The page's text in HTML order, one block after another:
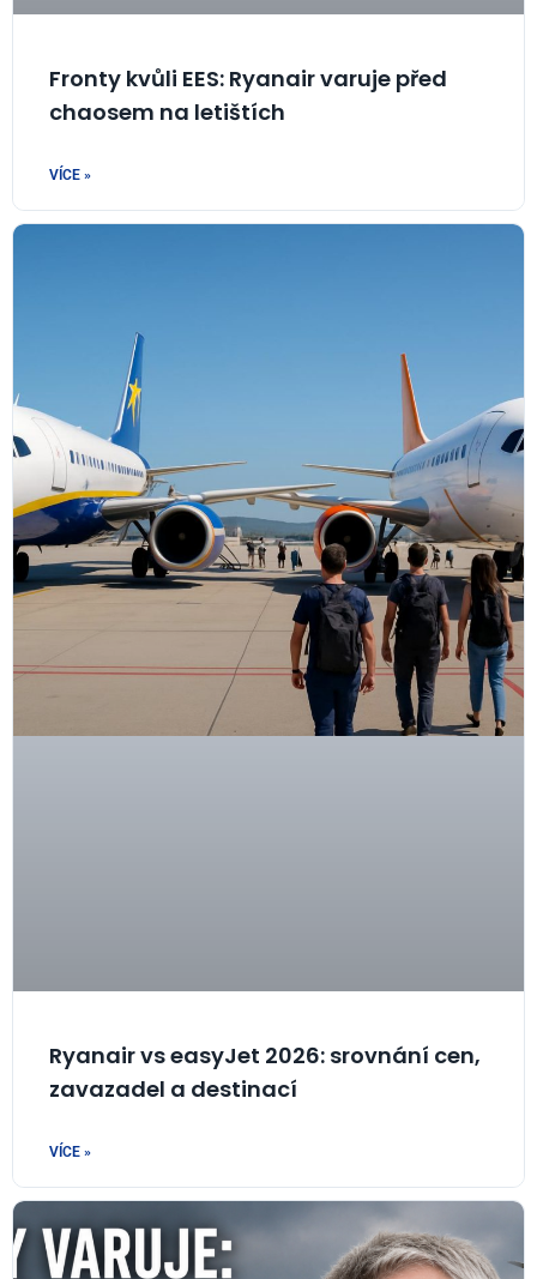
Fronty kvůli EES: Ryanair varuje před
chaosem na letištích
VÍCE »
Ryanair vs easyJet 2026: srovnání cen,
zavazadel a destinací
VÍCE »